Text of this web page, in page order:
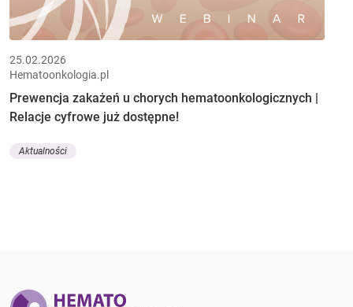
25.02.2026
Hematoonkologia.pl
Prewencja zakażeń u chorych hematoonkologicznych |
Relacje cyfrowe już dostępne!
Aktualności